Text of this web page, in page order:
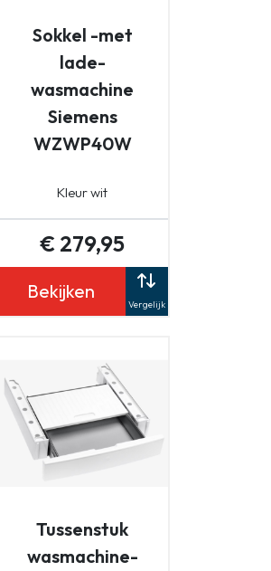
Sokkel -met
lade-
wasmachine
Siemens
WZWP40W
Kleur wit
€ 279,95
Bekijken
Vergelijk
Tussenstuk
wasmachine-